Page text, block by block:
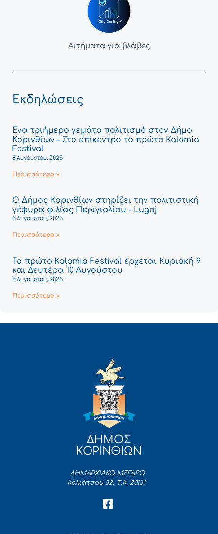
Αιτήματα για βλάβες
Εκδηλώσεις
Ένα τριήμερο γεμάτο πολιτισμό στον Δήμο
Κορινθίων – Στο επίκεντρο το πρώτο Kalamia
Festival
8 Αυγούστου, 2026
Περισσότερα »
Ο Δήμος Κορινθίων στηρίζει την πολιτιστική
γέφυρα φιλίας Περιγιαλίου - Lugoj
6 Αυγούστου, 2026
Περισσότερα »
Το πρώτο Kalamia Festival έρχεται Κυριακή 9
και Δευτέρα 10 Αυγούστου
5 Αυγούστου, 2026
Περισσότερα »
ΔΗΜΟΣ
ΚΟΡΙΝΘΙΩΝ
ΔΗΜΑΡΧΙΑΚΟ ΜΕΓΑΡΟ
Κολιάτσου 32, Τ.Κ. 20131